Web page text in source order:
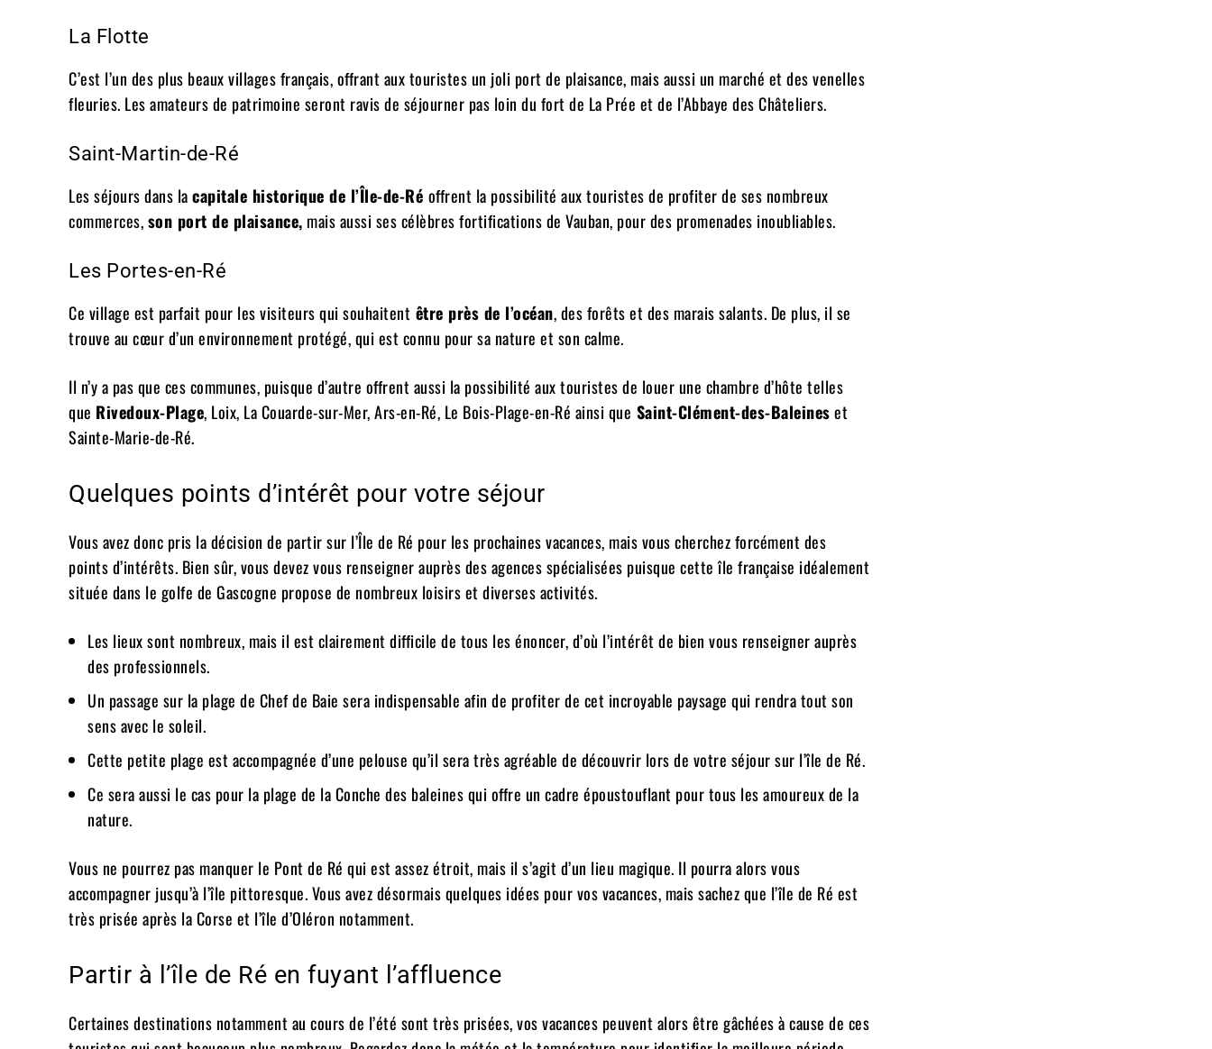
La Flotte
C’est l’un des plus beaux villages français, offrant aux touristes un joli port de plaisance, mais aussi un marché et des venelles
fleuries. Les amateurs de patrimoine seront ravis de séjourner pas loin du fort de La Prée et de l’Abbaye des Châteliers.
Saint-Martin-de-Ré
Les séjours dans lacapitale historique de l’Île-de-Ré offrent la possibilité aux touristes de profiter de ses nombreux
commerces,son port de plaisance, mais aussi ses célèbres fortifications de Vauban, pour des promenades inoubliables.
Les Portes-en-Ré
Ce village est parfait pour les visiteurs qui souhaitent être près de l’océan, des forêts et des marais salants. De plus, il se
trouve au cœur d’un environnement protégé, qui est connu pour sa nature et son calme.
Il n’y a pas que ces communes, puisque d’autre offrent aussi la possibilité aux touristes de louer une chambre d’hôte telles
que Rivedoux-Plage, Loix, La Couarde-sur-Mer, Ars-en-Ré, Le Bois-Plage-en-Ré ainsi que Saint-Clément-des-Baleineset
Sainte-Marie-de-Ré.
Quelques points d’intérêt pour votre séjour
Vous avez donc pris la décision de partir sur l’Île de Ré pour les prochaines vacances, mais vous cherchez forcément des
points d’intérêts. Bien sûr, vous devez vous renseigner auprès des agences spécialisées puisque cette île française idéalement
située dans le golfe de Gascogne propose de nombreux loisirs et diverses activités.
Les lieux sont nombreux, mais il est clairement difficile de tous les énoncer, d’où l’intérêt de bien vous renseigner auprès
des professionnels.
Un passage sur la plage de Chef de Baie sera indispensable afin de profiter de cet incroyable paysage qui rendra tout son
sens avec le soleil.
Cette petite plage est accompagnée d’une pelouse qu’il sera très agréable de découvrir lors de votre séjour sur l’île de Ré.
Ce sera aussi le cas pour la plage de la Conche des baleines qui offre un cadre époustouflant pour tous les amoureux de la
nature.
Vous ne pourrez pas manquer le Pont de Ré qui est assez étroit, mais il s’agit d’un lieu magique. Il pourra alors vous
accompagner jusqu’à l’île pittoresque. Vous avez désormais quelques idées pour vos vacances, mais sachez que l’île de Ré est
très prisée après la Corse et l’île d’Oléron notamment.
Partir à l’île de Ré en fuyant l’affluence
Certaines destinations notamment au cours de l’été sont très prisées, vos vacances peuvent alors être gâchées à cause de ces